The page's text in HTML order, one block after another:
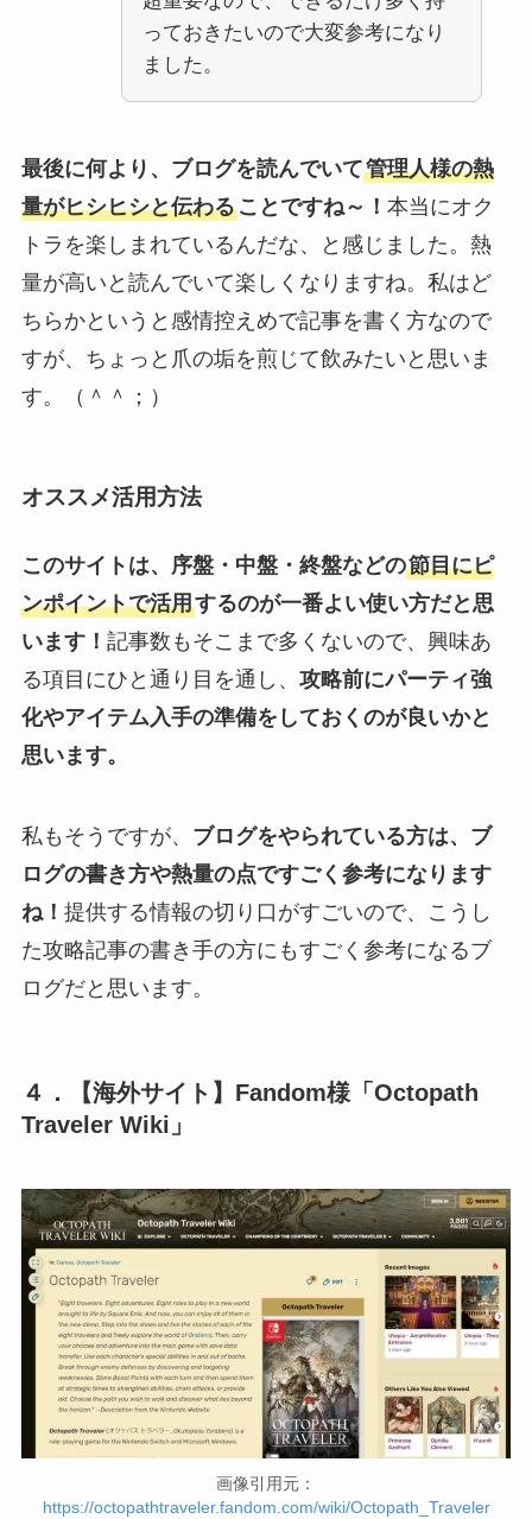
っておきたいので大変参考になり
ました。
最後に何より、ブログを読んでいて管理人様の熱
量がヒシヒシと伝わることですね～！ 本当にオク
トラを楽しまれているんだな、と感じました。熱
量が高いと読んでいて楽しくなりますね。私はど
ちらかというと感情控えめで記事を書く方なので
すが、ちょっと爪の垢を煎じて飲みたいと思いま
す。（＾＾；）
オススメ活用方法
このサイトは、序盤・中盤・終盤などの節目にピ
ンポイントで活用するのが一番よい使い方だと思
います！ 記事数もそこまで多くないので、興味あ
る項目にひと通り目を通し、 攻略前にパーティ強
化やアイテム入手の準備をしておくのが良いかと
思います。
私もそうですが、 ブログをやられている方は、ブ
ログの書き方や熱量の点ですごく参考になります
ね！ 提供する情報の切り口がすごいので、こうし
た攻略記事の書き手の方にもすごく参考になるブ
ログだと思います。
４．【海外サイト】Fandom様「Octopath
Traveler Wiki」
画像引用元：
https://octopathtraveler.fandom.com/wiki/Octopath_Traveler